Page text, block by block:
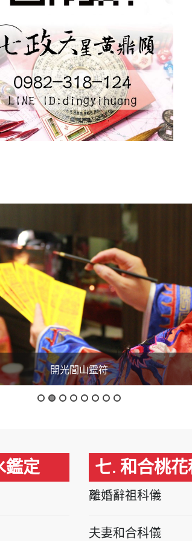
開光化煞麒麟
鑑定 七. 和合桃
離婚辭祖科儀
夫妻和合科儀